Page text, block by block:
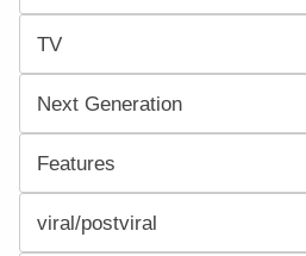
TV
Next Generation
Features
viral/postviral